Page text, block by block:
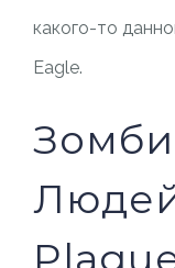
какого-то
Eagle.